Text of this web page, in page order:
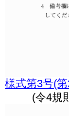
様式第3号(
(令4規